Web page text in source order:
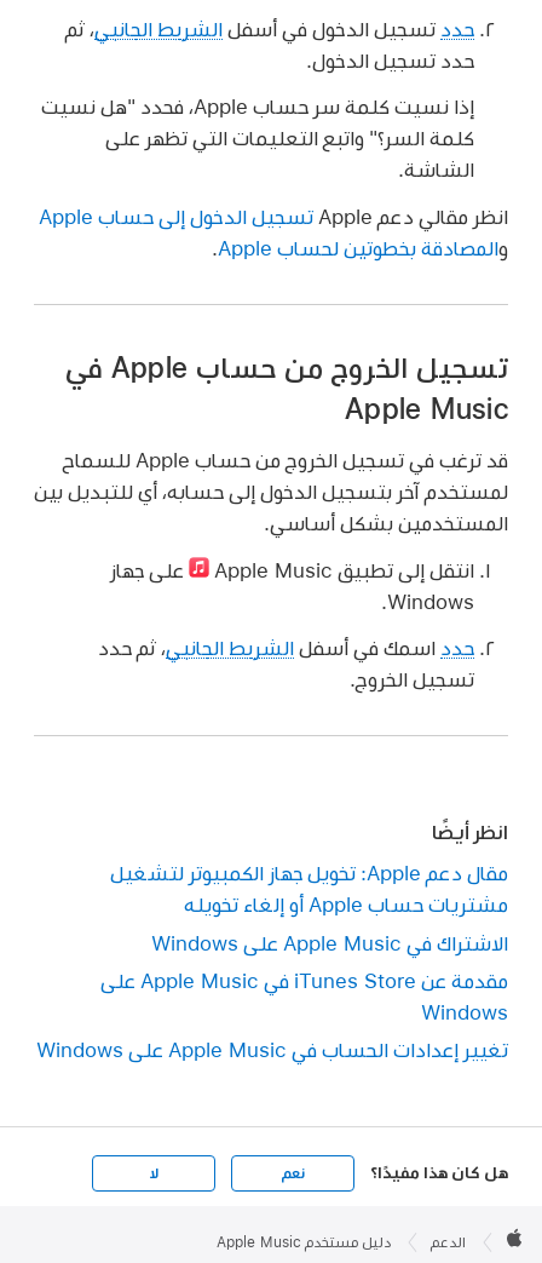
حدد تسجيل الدخول في أسفلالشريط الجانبي، ثم
حدد تسجيل الدخول.
إذا نسيت كلمة سر حساب Apple، فحدد "هل نسيت
كلمة السر؟" واتبع التعليمات التي تظهر على
الشاشة.
انظر مقالي دعم Apple
تسجيل الدخول إلى حساب Apple
والمصادقة بخطوتين لحساب Apple
تسجيل الخروج من حساب Apple في
Apple Music
قد ترغب في تسجيل الخروج من حساب Apple للسماح
لمستخدم آخر بتسجيل الدخول إلى حسابه، أي للتبديل بين
المستخدمين بشكل أساسي.
انتقل إلى تطبيق Apple Music
على جهاز
Windows.
حدد اسمك في أسفلالشريط الجانبي، ثم حدد
تسجيل الخروج.
انظر أيضًا
مقال دعم Apple: تخويل جهاز الكمبيوتر لتشغيل
مشتريات حساب Apple أو إلغاء تخويله
الاشتراك في Apple Music على Windows
مقدمة عن iTunes Store في Apple Music على
Windows
تغيير إعدادات الحساب في Apple Music على Windows
هل كان هذا مفيدًا؟ نعم لا
Footer

الدعم دليل مستخدم Apple Music